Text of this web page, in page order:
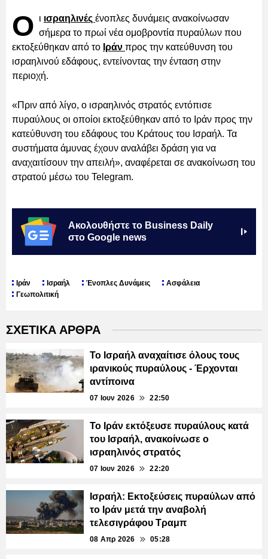
Ο ι ισραηλινές ένοπλες δυνάμεις ανακοίνωσαν
σήμερα το πρωί νέα ομοβροντία πυραύλων που
εκτοξεύθηκαν από το Ιράν προς την κατεύθυνση του
ισραηλινού εδάφους, εντείνοντας την ένταση στην
περιοχή.
«Πριν από λίγο, ο ισραηλινός στρατός εντόπισε
πυραύλους οι οποίοι εκτοξεύθηκαν από το Ιράν προς την
κατεύθυνση του εδάφους του Κράτους του Ισραήλ. Τα
συστήματα άμυνας έχουν αναλάβει δράση για να
αναχαιτίσουν την απειλή», αναφέρεται σε ανακοίνωση του
στρατού μέσω του Telegram.
Ακολουθήστε το Business Daily
στο Google news
Ιράν Ισραήλ Ένοπλες Δυνάμεις
Ασφάλεια
Γεωπολιτική
ΣΧΕΤΙΚΑ ΑΡΘΡΑ
Το Ισραήλ αναχαίτισε όλους τους
ιρανικούς πυραύλους - Έρχονται
αντίποινα
07 Ιουν 2026 22:50
Το Ιράν εκτόξευσε πυραύλους κατά
του Ισραήλ, ανακοίνωσε ο
ισραηλινός στρατός
07 Ιουν 2026 22:20
Ισραήλ: Εκτοξεύσεις πυραύλων από
το Ιράν μετά την αναβολή
τελεσιγράφου Τραμπ
08 Απρ 2026 05:28